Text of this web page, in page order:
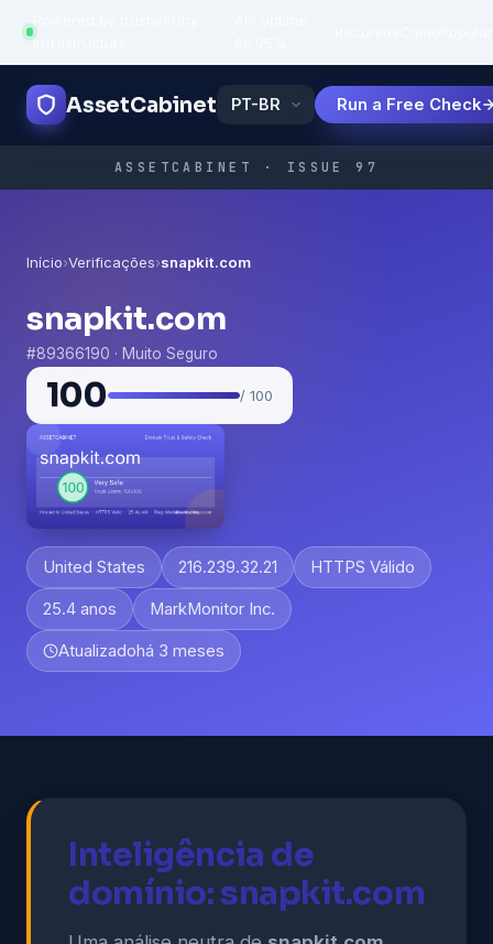
infrastructure
AssetCabinet Run a Free Check
ASSETCABINET · ISSUE 97
Início›Verificações›snapkit.com
snapkit.com
#89366190 · Muito Seguro
100 / 100
United States 216.239.32.21 HTTPS Válido
25.4 anos MarkMonitor Inc.
Atualizadohá 3 meses
Inteligência de
domínio: snapkit.com